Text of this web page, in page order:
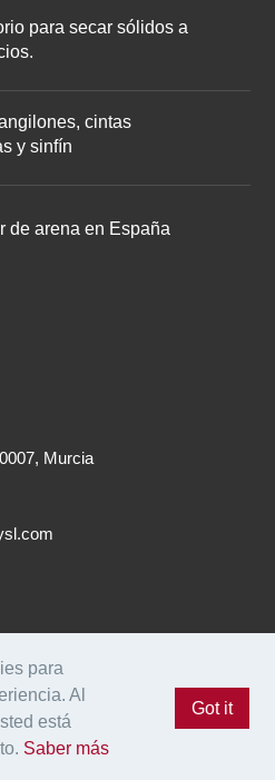
para
Al
está
Saber más
Got it
para secar sólidos a
cintas
y sinfín
de arena en España
Murcia